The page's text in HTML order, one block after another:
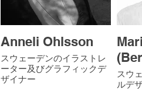
Anneli Ohlsson
スウェーデンのイラストレ
ーター及びグラフィックデ
ザイナー
スウ
ルデ